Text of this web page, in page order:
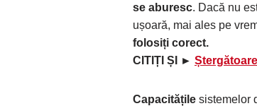
se aburesc. Dacă nu
ușoară, mai ales pe
folosiți corect.
CITIȚI ȘI ►
Capacitățile sistemelor